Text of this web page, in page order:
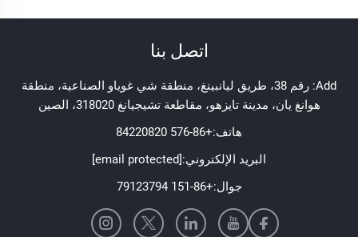
اتصل بنا
Add: رقم 38، طريق ليانبينغ، منطقة شي غوياو الصناعية، منطقة
هوانغ يان، مدينة تايزهو، مقاطعة تشيجيانغ 318020، الصين
هاتف:+86-576 84220820
البريد الإلكتروني:[email protected]
جوال:+86-151 79123794